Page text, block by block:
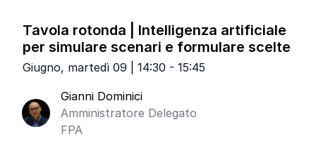
Tavola rotonda | Intelligenza artificiale
per simulare scenari e formulare scelte
Giugno, martedì 09 | 14:30 - 15:45
Gianni Dominici
Amministratore Delegato
FPA